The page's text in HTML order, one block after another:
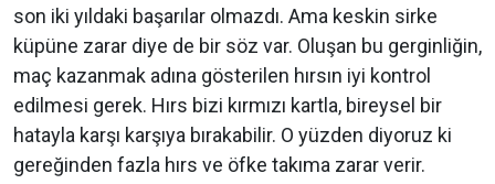
son iki yıldaki başarılar olmazdı. Ama keskin sirke
küpüne zarar diye de bir söz var. Oluşan bu gerginliğin,
maç kazanmak adına gösterilen hırsın iyi kontrol
edilmesi gerek. Hırs bizi kırmızı kartla, bireysel bir
hatayla karşı karşıya bırakabilir. O yüzden diyoruz ki
gereğinden fazla hırs ve öfke takıma zarar verir.